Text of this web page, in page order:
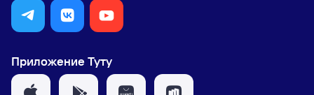
Приложение Туту